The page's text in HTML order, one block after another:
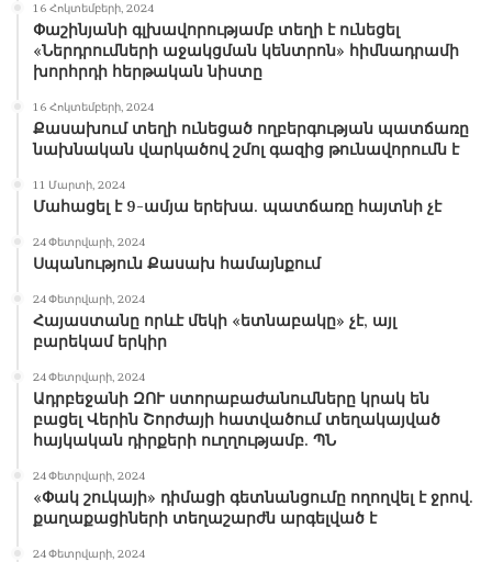
16 Հոկտեմբերի, 2024
Փաշինյանի գլխավորությամբ տեղի է ունեցել
«Ներդրումների աջակցման կենտրոն» հիմնադրամի
խորհրդի հերթական նիստը
16 Հոկտեմբերի, 2024
Քասախում տեղի ունեցած ողբերգության պատճառը
նախնական վարկածով շմոլ գազից թունավորումն է
11 Մարտի, 2024
Մահացել է 9-ամյա երեխա. պատճառը հայտնի չէ
24 Փետրվարի, 2024
Սպանություն Քասախ համայնքում
24 Փետրվարի, 2024
Հայաստանը որևէ մեկի «ետնաբակը» չէ, այլ
բարեկամ երկիր
24 Փետրվարի, 2024
Ադրբեջանի ԶՈՒ ստորաբաժանումները կրակ են
բացել Վերին Շորժայի հատվածում տեղակայված
հայկական դիրքերի ուղղությամբ. ՊՆ
24 Փետրվարի, 2024
«Փակ շուկայի» դիմացի գետնանցումը ողողվել է ջրով.
քաղաքացիների տեղաշարժն արգելված է
24 Փետրվարի, 2024